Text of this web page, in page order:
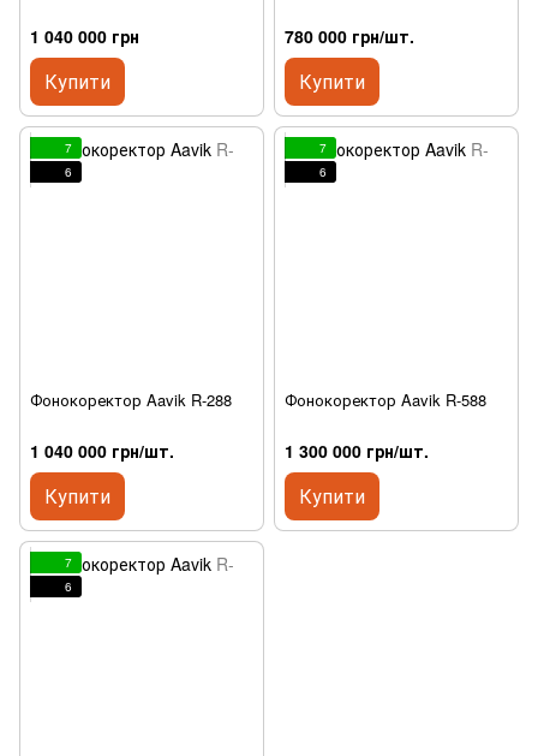
1 040 000 грн
Купити
780 000 грн/шт.
Купити
7
6
Фонокоректор Aavik R-288
1 040 000 грн/шт.
Купити
7
6
Фонокоректор Aavik R-588
1 300 000 грн/шт.
Купити
7
6